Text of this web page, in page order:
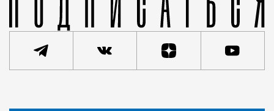
Статья
Геннадий Устиян